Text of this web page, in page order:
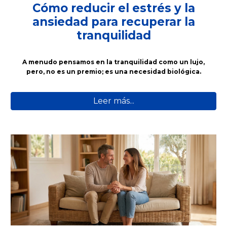
Cómo reducir el estrés y la
ansiedad para recuperar la
tranquilidad
A menudo pensamos en la tranquilidad como un lujo,
pero, no es un premio; es una necesidad biológica.
Leer más...